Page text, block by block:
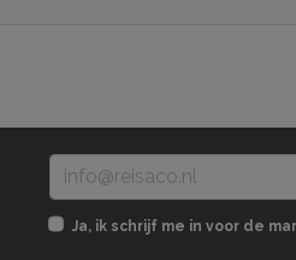
Ja, ik schrijf me in voor de